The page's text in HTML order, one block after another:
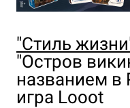
"Стиль
"Остров
названием
игра Looot